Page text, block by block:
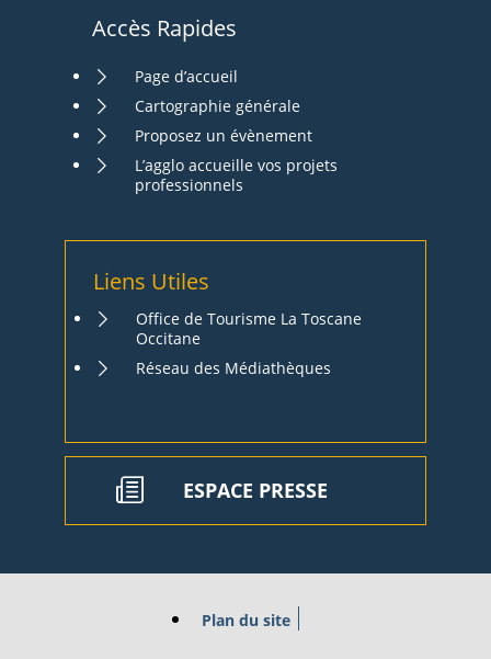
Accès Rapides
Page d’accueil
Cartographie générale
Proposez un évènement
L’agglo accueille vos projets
professionnels
Liens Utiles
Office de Tourisme La Toscane
Occitane
Réseau des Médiathèques
ESPACE PRESSE
Plan du site